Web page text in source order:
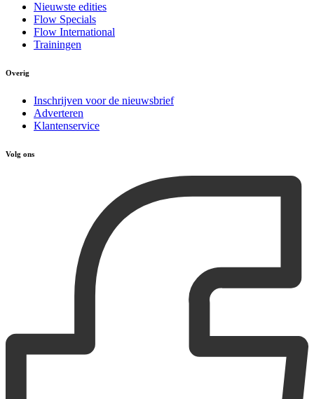
Nieuwste edities
Flow Specials
Flow International
Trainingen
Overig
Inschrijven voor de nieuwsbrief
Adverteren
Klantenservice
Volg ons